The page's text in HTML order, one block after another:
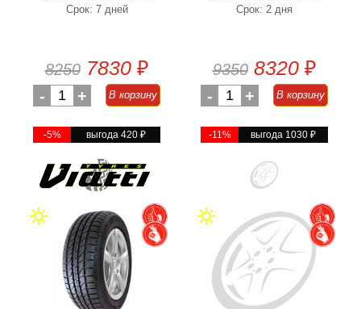
Срок: 7 дней
8250 7830 ₽
- 1 + В корзину
-5% выгода 420 ₽
Срок: 2 дня
9350 8320 ₽
- 1 + В корзину
-11% выгода 1030₽